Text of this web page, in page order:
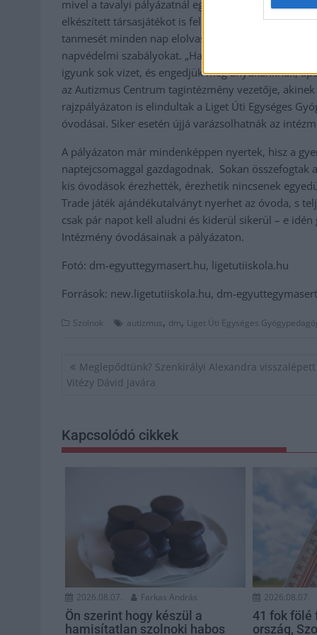
mivel a tavalyi pályázatnál egy napvédelmi
elkészített társasjátékot is felhasználva segítenek a
tanmesét minden nap elolvasták a gyerekeknek,
napvédelmi szabályokat. „Ha azt mondja
igyunk sok vizet, és engedjük meg anyukánknak,
az Autizmus Centrum tagintézmény vezetője,
rajzpályázaton is elindultak a Liget Úti Egységes
óvodásai. Siker esetén újjá varázsolhatnák az
A pályázaton már mindenképpen nyertek, hisz a
naptejcsomaggal gazdagodnak. Sokan összefogtak
kis óvodások érezhették, érezhetik nincsenek
Trade játék ajándékutalványt nyerhet az óvoda, s
csak pár napot kell aludni és kiderül sikerül – e
Intézmény óvodásainak a pályázaton.
Fotó: dm-egyuttegymasert.hu, ligetutiiskola.hu
Források: new.ligetutiiskola.hu, dm-
Szolnok autizmus, dm, Liget Úti Egységes
Bejegyzés
navigáció
Meglepődtünk? Szenkirályi Alexandra visszalépett
Vitézy Dávid javára
Kapcsolódó cikkek
2026.08.07. Farkas András
Ön szerint hogy készül a
hamisítatlan szolnoki habos
2026.08.07.
41 fok fölé
ország,